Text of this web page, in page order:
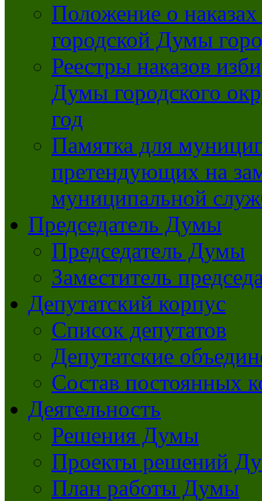
Положение о
городской Думы
Реестры наказов
Думы городского
год
Памятка для
претендующих на
муниципальной
Председатель Думы
Председатель Думы
Заместитель
Депутатский корпус
Список депутатов
Депутатские
Состав постоянных
Деятельность
Решения Думы
Проекты решений
План работы Думы